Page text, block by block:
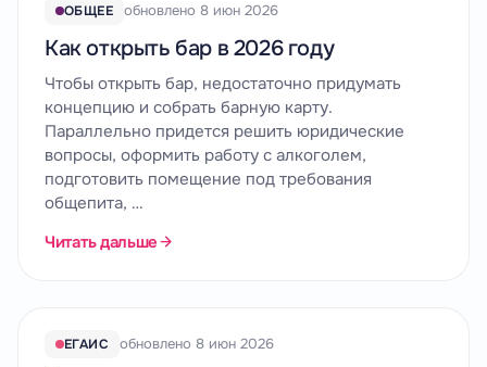
ОБЩЕЕ обновлено 8 июн 2026
Как открыть бар в 2026 году
Чтобы открыть бар, недостаточно придумать
концепцию и собрать барную карту.
Параллельно придется решить юридические
вопросы, оформить работу с алкоголем,
подготовить помещение под требования
общепита, …
Читать дальше
ЕГАИС обновлено 8 июн 2026